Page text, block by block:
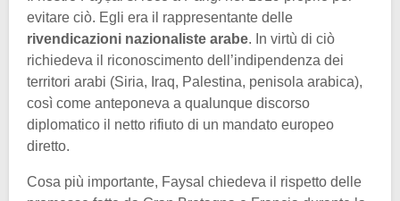
evitare ciò. Egli era il rappresentante delle
rivendicazioni nazionaliste arabe. In virtù di ciò
richiedeva il riconoscimento dell’indipendenza dei
territori arabi (Siria, Iraq, Palestina, penisola arabica),
così come anteponeva a qualunque discorso
diplomatico il netto rifiuto di un mandato europeo
diretto.
Cosa più importante, Faysal chiedeva il rispetto delle